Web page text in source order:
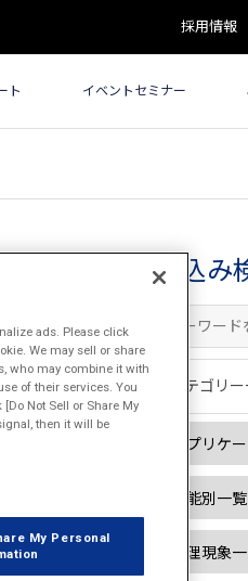
採用情報
ト イベントセミナー
絞込み
カテゴリ
ads. Please click
We may sell or share
who may combine it with
of their services. You
Not Sell or Share My
then it will be
My Personal